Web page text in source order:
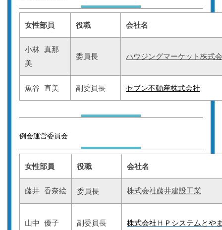
女性部員 役職 会社名
小林 真那
美
委員長 ハウジングマーケット株式
魚谷 直美 副委員長 セブン不動産株式会社
例会運営委員会
女性部員 役職 会社名
藤井 香奈絵 委員長 株式会社藤井建設工業
山中 優子 副委員長 株式会社ＨＰシステムとや